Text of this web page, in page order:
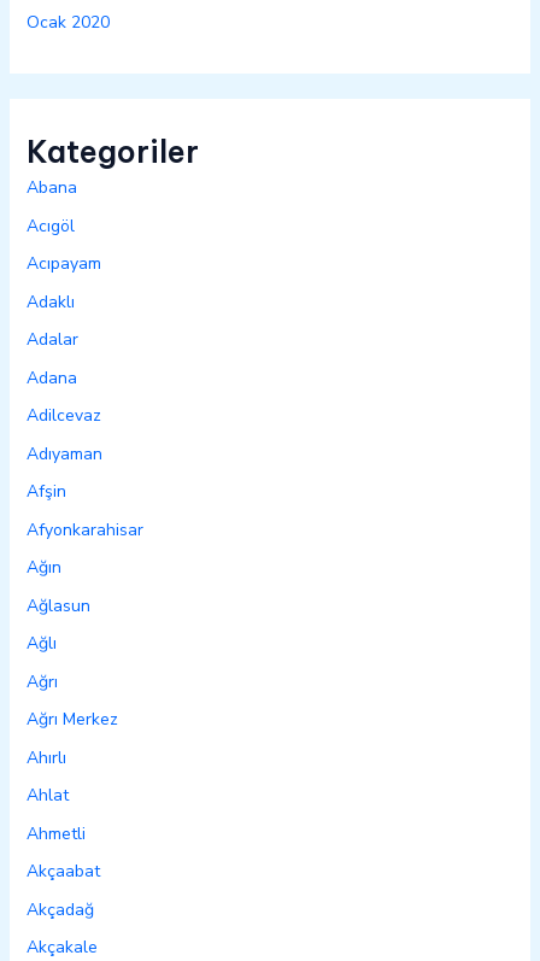
Ocak 2020
Kategoriler
Abana
Acıgöl
Acıpayam
Adaklı
Adalar
Adana
Adilcevaz
Adıyaman
Afşin
Afyonkarahisar
Ağın
Ağlasun
Ağlı
Ağrı
Ağrı Merkez
Ahırlı
Ahlat
Ahmetli
Akçaabat
Akçadağ
Akçakale